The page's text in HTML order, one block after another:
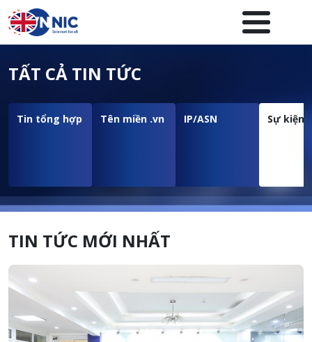
Nhảy đến nội dung
Menuheader của website
TẤT CẢ TIN TỨC
Tin tổng hợp Tên miền .vn IP/ASN Sự kiện
TIN TỨC MỚI NHẤT